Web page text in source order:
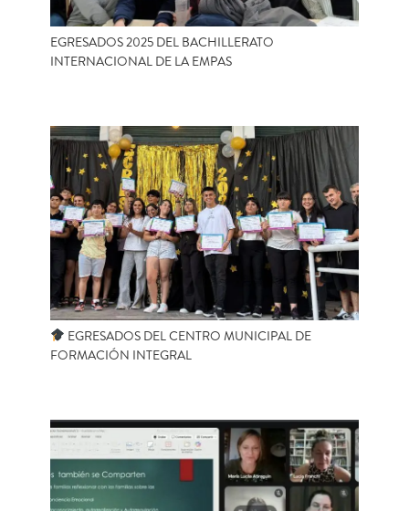
EGRESADOS 2025 DEL BACHILLERATO
INTERNACIONAL DE LA EMPAS
EGRESADOS DEL CENTRO MUNICIPAL DE
FORMACIÓN INTEGRAL